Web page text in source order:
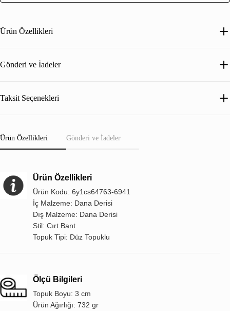
Ürün Özellikleri
Gönderi ve İadeler
Taksit Seçenekleri
Ürün Özellikleri Gönderi ve İadeler
Ürün Özellikleri
Ürün Kodu: 6y1cs64763-6941
İç Malzeme: Dana Derisi
Dış Malzeme: Dana Derisi
Stil: Cırt Bant
Topuk Tipi: Düz Topuklu
Ölçü Bilgileri
Topuk Boyu: 3 cm
Ürün Ağırlığı: 732 gr